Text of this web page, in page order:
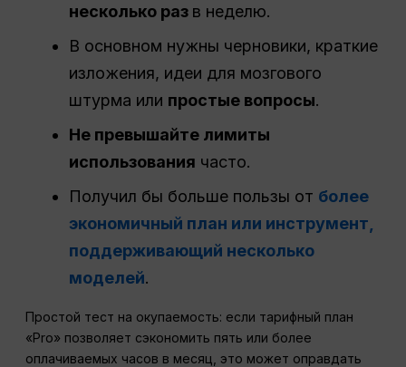
несколько раз в неделю.
В основном нужны черновики, краткие
изложения, идеи для мозгового
штурма или простые вопросы.
Не превышайте лимиты
использования часто.
Получил бы больше пользы от более
экономичный план или инструмент,
поддерживающий несколько
моделей.
Простой тест на окупаемость: если тарифный план
«Pro» позволяет сэкономить пять или более
оплачиваемых часов в месяц, это может оправдать